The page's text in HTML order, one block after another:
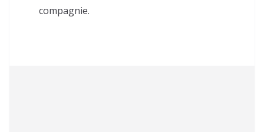
compagnie.